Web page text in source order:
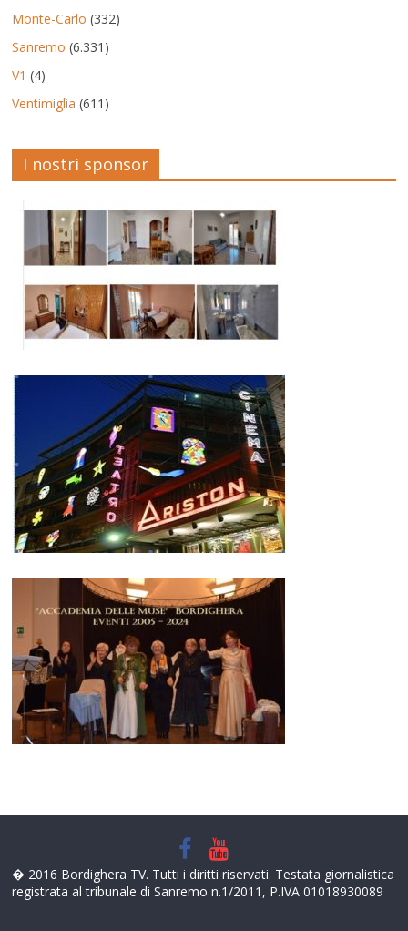
Monte-Carlo (332)
Sanremo (6.331)
V1 (4)
Ventimiglia (611)
I nostri sponsor
� 2016 Bordighera TV. Tutti i diritti riservati. Testata giornalistica
registrata al tribunale di Sanremo n.1/2011, P.IVA 01018930089